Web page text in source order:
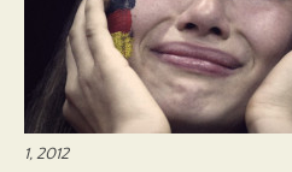
1, 2012